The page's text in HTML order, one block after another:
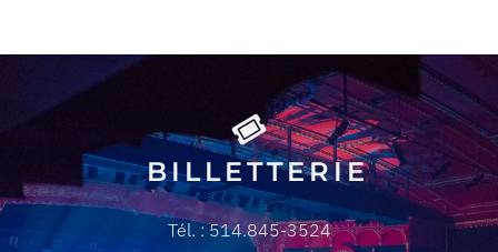
BILLETTERIE
Tél. : 514.845-3524